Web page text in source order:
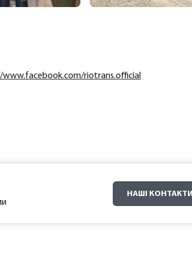
riotrans.official
НАШІ КОНТАКТИ